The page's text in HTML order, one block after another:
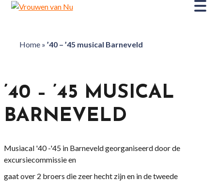
Home» ’40 – ’45 musical Barneveld
’40 – ’45 MUSICAL
BARNEVELD
Musiacal '40 -'45 in Barneveld georganiseerd door de
excursiecommissie en
gaat over 2 broers die zeer hecht zijn en in de tweede